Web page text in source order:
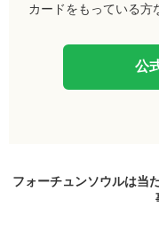
カードをもっている方
公
フォーチュンソウルは当